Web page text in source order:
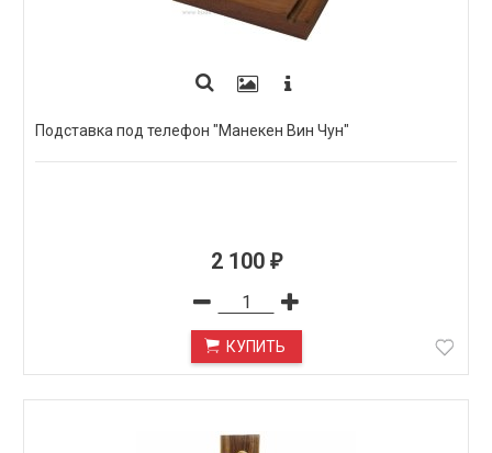
Подставка под телефон "Манекен Вин Чун"
2 100 ₽
КУПИТЬ